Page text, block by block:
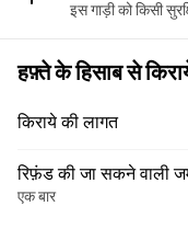
इस गाड़ी को किसी
हफ़्ते के हिसाब से
किराये की लागत
रिफ़ंड की जा सकने वाली
एक बार